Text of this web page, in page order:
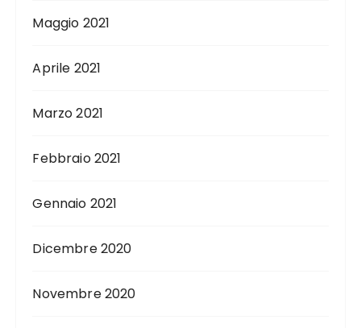
Maggio 2021
Aprile 2021
Marzo 2021
Febbraio 2021
Gennaio 2021
Dicembre 2020
Novembre 2020